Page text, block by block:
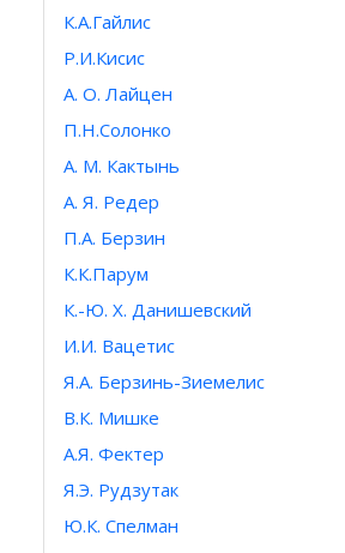
К.А.Гайлис
Р.И.Кисис
А. О. Лайцен
П.Н.Солонко
А. М. Кактынь
А. Я. Редер
П.А. Берзин
К.К.Парум
К.-Ю. Х. Данишевский
И.И. Вацетис
Я.А. Берзинь-Зиемелис
В.К. Мишке
А.Я. Фектер
Я.Э. Рудзутак
Ю.К. Спелман